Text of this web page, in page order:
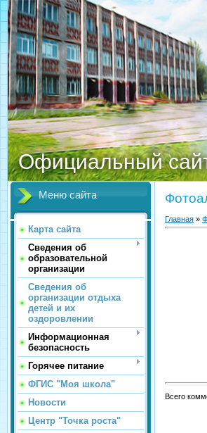
Официальный
Меню сайта
Карта сайта
Сведения об
образовательной
организации
Сведения об
организации отдыха
детей и их
оздоровлении
Информационная
безопасность
Горячее питание
ФГИС "Моя школа"
Новости
Центр "Точка роста"
Главная »
Всего